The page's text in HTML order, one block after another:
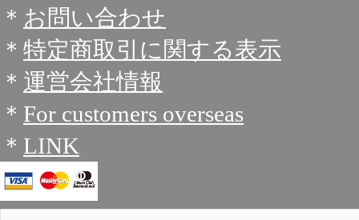
＊ お問い合わせ
＊ 特定商取引に関する表示
＊ 運営会社情報
＊ For customers overseas
＊ LINK